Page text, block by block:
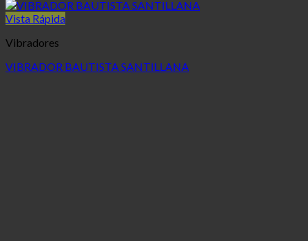
Vista Rápida
Vibradores
VIBRADOR BAUTISTA SANTILLANA